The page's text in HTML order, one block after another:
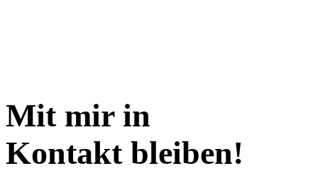
Mit mir in
Kontakt bleiben!